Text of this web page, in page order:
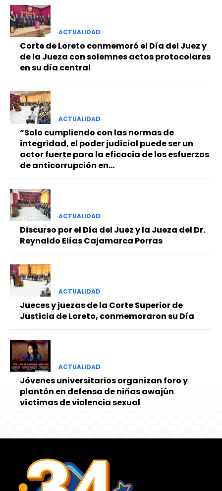
ACTUALIDAD
Corte de Loreto conmemoró el Día del Juez y
de la Jueza con solemnes actos protocolares
en su día central
ACTUALIDAD
“Solo cumpliendo con las normas de
integridad, el poder judicial puede ser un
actor fuerte para la eficacia de los esfuerzos
de anticorrupción en...
ACTUALIDAD
Discurso por el Día del Juez y la Jueza del Dr.
Reynaldo Elías Cajamarca Porras
ACTUALIDAD
Jueces y juezas de la Corte Superior de
Justicia de Loreto, conmemoraron su Día
ACTUALIDAD
Jóvenes universitarios organizan foro y
plantón en defensa de niñas awajún
víctimas de violencia sexual